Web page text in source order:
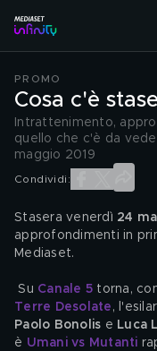
PROMO
Cosa c'è
Intrattenimento,
quello che c'è da
maggio 2019
Condividi:
Stasera venerdì 24
approfondimenti in
Mediaset.
Su Canale 5 torna,
Terre Desolate ,
Paolo Bonolis e Luca
è Umani vs Mutanti